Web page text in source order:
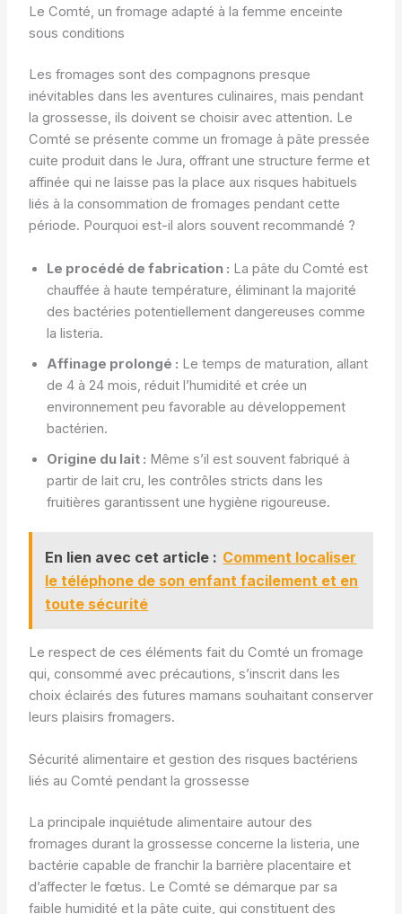
Le Comté, un fromage adapté à la femme enceinte
sous conditions
Les fromages sont des compagnons presque
inévitables dans les aventures culinaires, mais pendant
la grossesse, ils doivent se choisir avec attention. Le
Comté se présente comme un fromage à pâte pressée
cuite produit dans le Jura, offrant une structure ferme et
affinée qui ne laisse pas la place aux risques habituels
liés à la consommation de fromages pendant cette
période. Pourquoi est-il alors souvent recommandé ?
Le procédé de fabrication : La pâte du Comté est
chauffée à haute température, éliminant la majorité
des bactéries potentiellement dangereuses comme
la listeria.
Affinage prolongé : Le temps de maturation, allant
de 4 à 24 mois, réduit l’humidité et crée un
environnement peu favorable au développement
bactérien.
Origine du lait : Même s’il est souvent fabriqué à
partir de lait cru, les contrôles stricts dans les
fruitières garantissent une hygiène rigoureuse.
En lien avec cet article : Comment localiser
le téléphone de son enfant facilement et en
toute sécurité
Le respect de ces éléments fait du Comté un fromage
qui, consommé avec précautions, s’inscrit dans les
choix éclairés des futures mamans souhaitant conserver
leurs plaisirs fromagers.
Sécurité alimentaire et gestion des risques bactériens
liés au Comté pendant la grossesse
La principale inquiétude alimentaire autour des
fromages durant la grossesse concerne la listeria, une
bactérie capable de franchir la barrière placentaire et
d’affecter le fœtus. Le Comté se démarque par sa
faible humidité et la pâte cuite, qui constituent des